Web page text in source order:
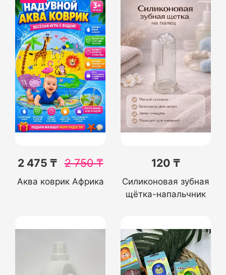
2 475 ₸ 2 750₸
Аква коврик Африка
120 ₸
Силиконовая зубная
щётка-напальчник